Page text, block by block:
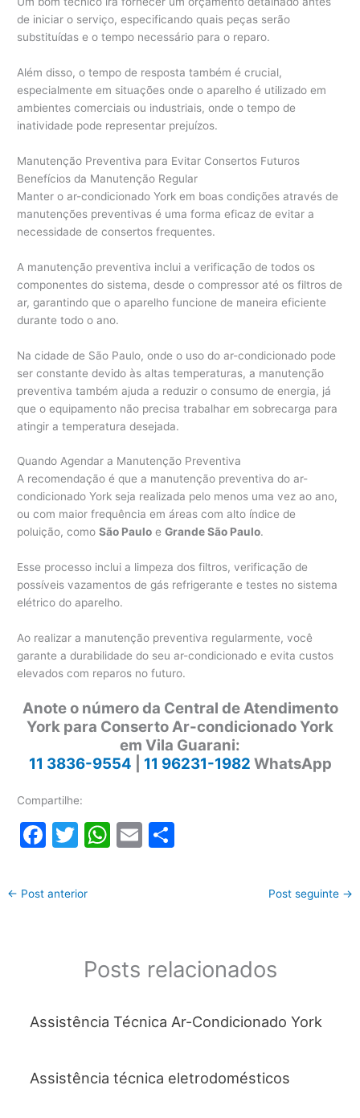
de iniciar o serviço, especificando quais peças serão
substituídas e o tempo necessário para o reparo.
Além disso, o tempo de resposta também é crucial,
especialmente em situações onde o aparelho é utilizado em
ambientes comerciais ou industriais, onde o tempo de
inatividade pode representar prejuízos.
Manutenção Preventiva para Evitar Consertos Futuros
Benefícios da Manutenção Regular
Manter o ar-condicionado York em boas condições através de
manutenções preventivas é uma forma eficaz de evitar a
necessidade de consertos frequentes.
A manutenção preventiva inclui a verificação de todos os
componentes do sistema, desde o compressor até os filtros de
ar, garantindo que o aparelho funcione de maneira eficiente
durante todo o ano.
Na cidade de São Paulo, onde o uso do ar-condicionado pode
ser constante devido às altas temperaturas, a manutenção
preventiva também ajuda a reduzir o consumo de energia, já
que o equipamento não precisa trabalhar em sobrecarga para
atingir a temperatura desejada.
Quando Agendar a Manutenção Preventiva
A recomendação é que a manutenção preventiva do ar-
condicionado York seja realizada pelo menos uma vez ao ano,
ou com maior frequência em áreas com alto índice de
poluição, comoSão Paulo eGrande São Paulo.
Esse processo inclui a limpeza dos filtros, verificação de
possíveis vazamentos de gás refrigerante e testes no sistema
elétrico do aparelho.
Ao realizar a manutenção preventiva regularmente, você
garante a durabilidade do seu ar-condicionado e evita custos
elevados com reparos no futuro.
Anote o número da Central de Atendimento
York para Conserto Ar-condicionado York
em Vila Guarani:
11 3836-9554
11 96231-1982 WhatsApp
Compartilhe:
F
c
k
T
itt
W
p
p
E
← Post anterior Post seguinte →
Posts relacionados
Assistência Técnica Ar-Condicionado York
Assistência técnica eletrodomésticos